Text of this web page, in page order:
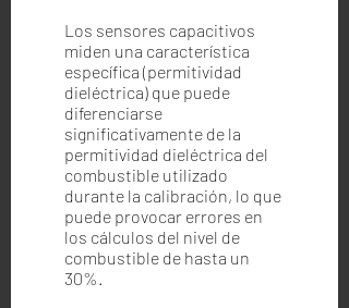
Los sensores capacitivos
miden una característica
específica (permitividad
dieléctrica) que puede
diferenciarse
significativamente de la
permitividad dieléctrica del
combustible utilizado
durante la calibración, lo que
puede provocar errores en
los cálculos del nivel de
combustible de hasta un
30%.